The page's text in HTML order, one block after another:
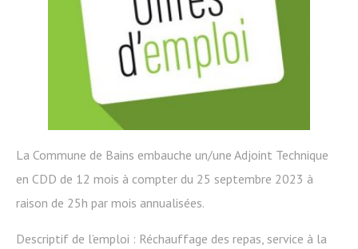
La Commune de Bains embauche un/une Adjoint Technique
en CDD de 12 mois à compter du 25 septembre 2023 à
raison de 25h par mois annualisées.
Descriptif de l’emploi : Réchauffage des repas, service à la